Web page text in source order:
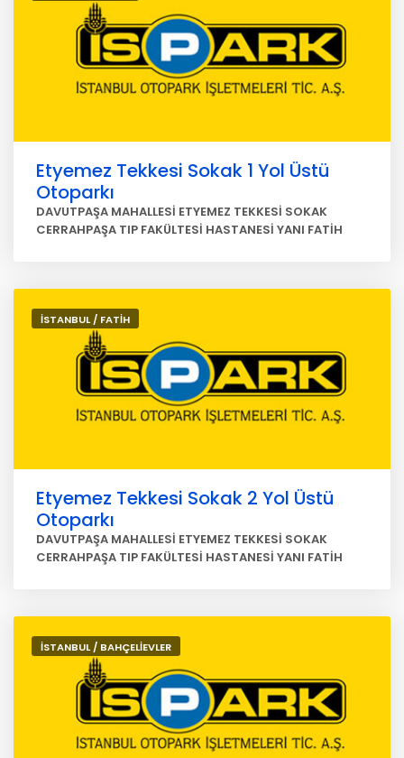
Etyemez Tekkesi Sokak 1 Yol Üstü
Otoparkı
DAVUTPAŞA MAHALLESİ ETYEMEZ TEKKESİ SOKAK
CERRAHPAŞA TIP FAKÜLTESİ HASTANESİ YANI FATİH
İSTANBUL / FATİH
Etyemez Tekkesi Sokak 2 Yol Üstü
Otoparkı
DAVUTPAŞA MAHALLESİ ETYEMEZ TEKKESİ SOKAK
CERRAHPAŞA TIP FAKÜLTESİ HASTANESİ YANI FATİH
İSTANBUL / BAHÇELİEVLER